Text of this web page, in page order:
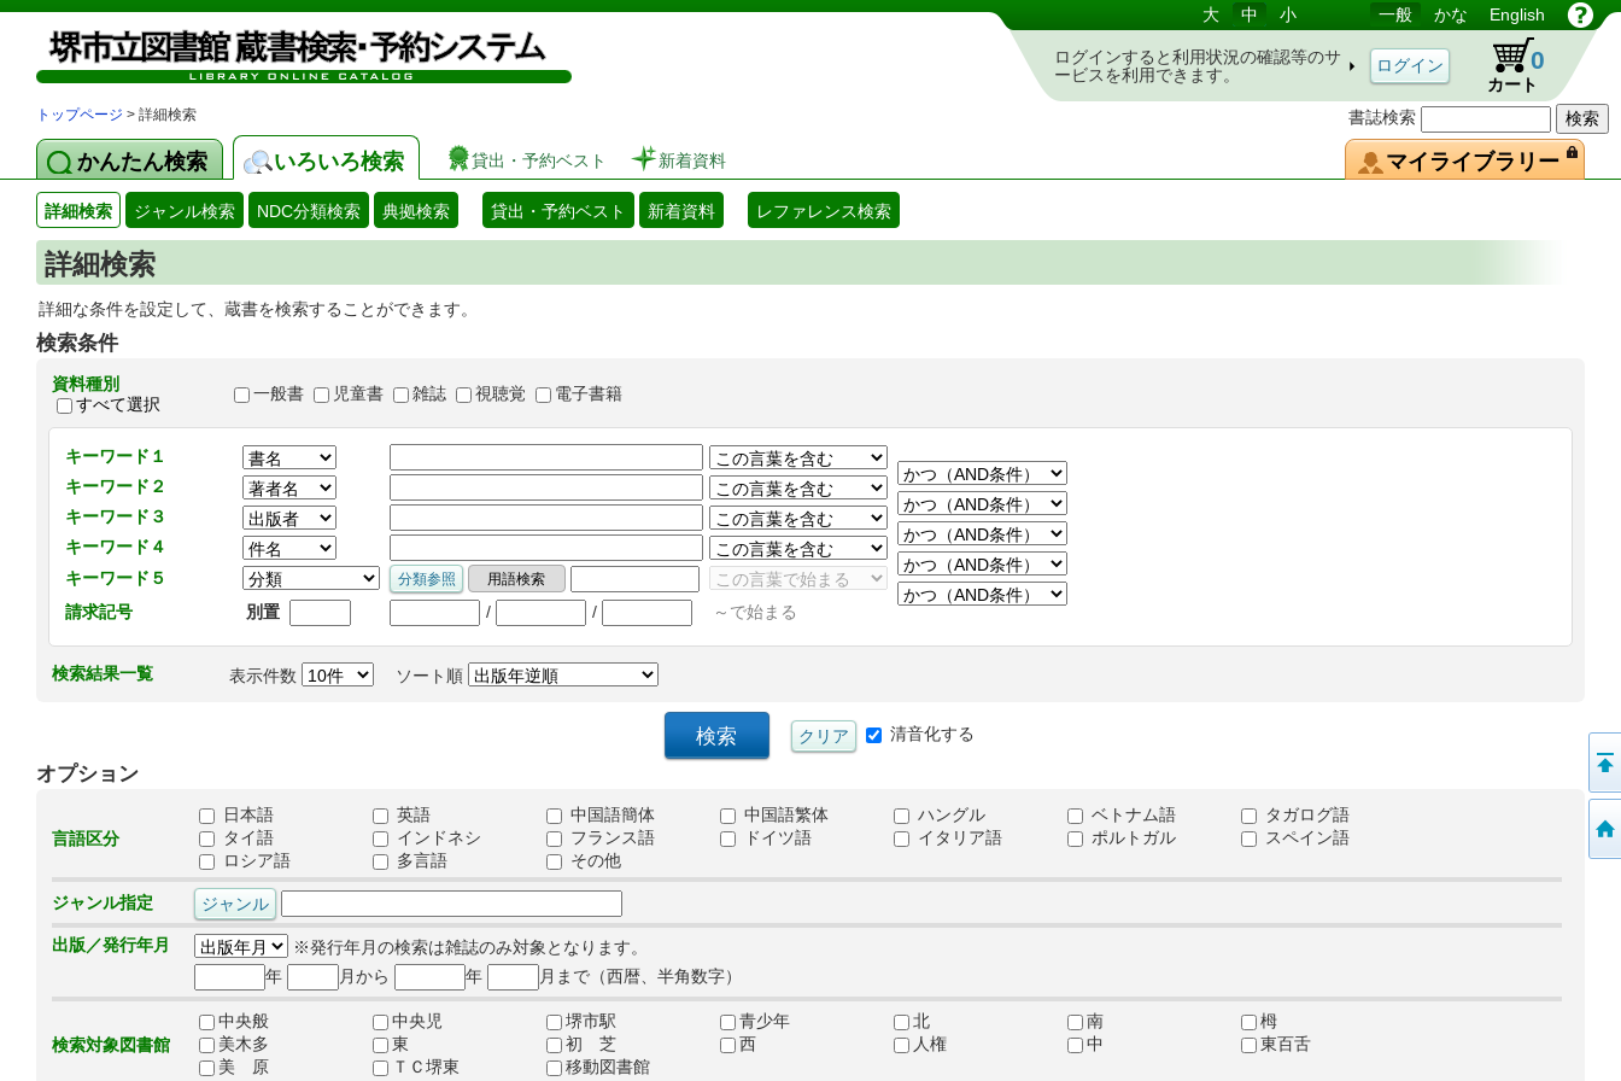
図書館 蔵書検索・予約システム
書誌検索
大 中 小 一般 かな English
ログインすると利用状況の確認等のサ
ービスを利用できます。
カート
0
トップページ > 詳細検索
かんたん検索 いろいろ検索 貸出・予約ベスト 新着資料 マイライブラリー
詳細検索 ジャンル検索 NDC分類検索 典拠検索 貸出・予約ベスト 新着資料 レファレンス検索
詳細検索
詳細な条件を設定して、蔵書を検索することができます。
検索条件
資料種別
すべて選択
一般書 児童書 雑誌 視聴覚 電子書籍
キーワード１
キーワード２
キーワード３
キーワード４
キーワード５
請求記号
別置 / / ～で始まる
検索結果一覧 表示件数 ソート順
清音化する
オプション
言語区分
日本語 英語 中国語簡体 中国語繁体 ハングル ベトナム語
タガログ語
タイ語
インドネシ フランス語 ドイツ語 イタリア語 ポルトガル
スペイン語
ロシア語
多言語 その他
ジャンル指定
出版／発行年月
※発行年月の検索は雑誌のみ対象となります。
年
月から 年 月まで（西暦、半角数字）
検索対象図書館
中央般 中央児 堺市駅 青少年 北 南
栂
美木多
東 初 芝 西 人権 中
東百舌
美 原
ＴＣ堺東 移動図書館